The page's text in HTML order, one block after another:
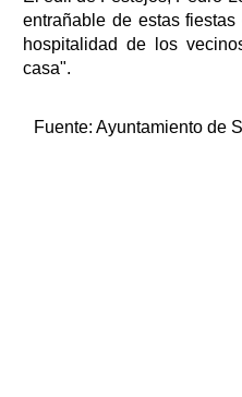
entrañable de estas
hospitalidad de los
casa".
Fuente: Ayuntamiento de